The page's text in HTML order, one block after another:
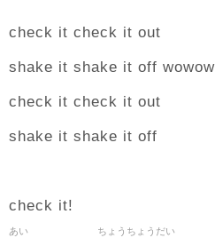
check it check it out
shake it shake it off wowow
check it check it out
shake it shake it off
check it!
あい ちょう ちょうだい